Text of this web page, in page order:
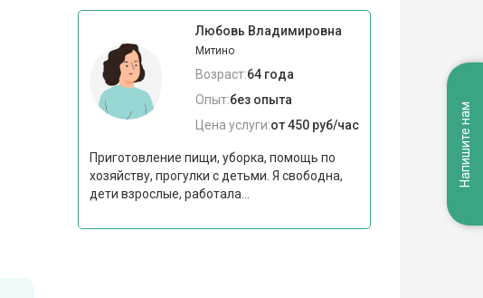
Любовь Владимировна
Митино
Возраст:64 года
Опыт:без опыта
Цена услуги:от 450 руб/час
Приготовление пищи, уборка, помощь по
хозяйству, прогулки с детьми. Я свободна,
дети взрослые, работала...
Напишите нам